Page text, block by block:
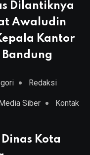
Dilantiknya
Awaludin
Kantor
Redaksi
Siber Kontak
Kota